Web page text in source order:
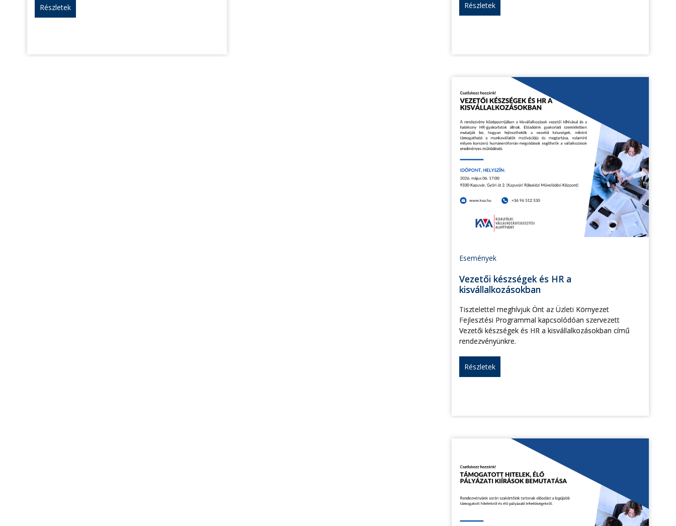
Részletek Részletek
Események
Vezetői készségek és HR a
kisvállalkozásokban
Tisztelettel meghívjuk Önt az Üzleti Környezet
Fejlesztési Programmal kapcsolódóan szervezett
Vezetői készségek és HR a kisvállalkozásokban című
rendezvényünkre.
Részletek